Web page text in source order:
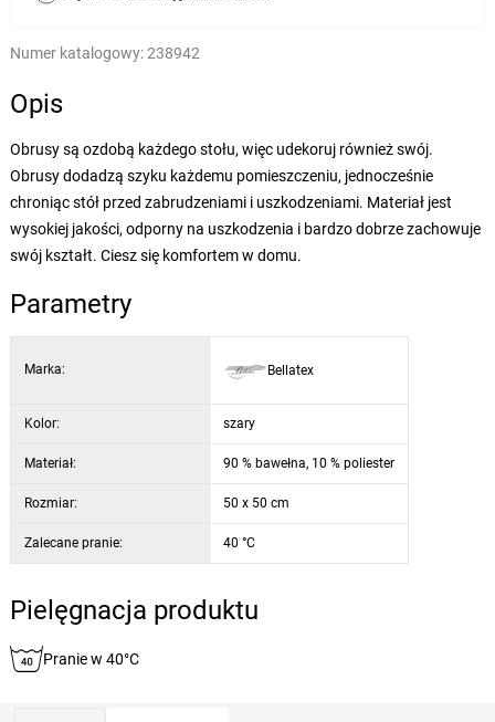
Numer katalogowy:238942
Opis
Obrusy są ozdobą każdego stołu, więc udekoruj również swój.
Obrusy dodadzą szyku każdemu pomieszczeniu, jednocześnie
chroniąc stół przed zabrudzeniami i uszkodzeniami. Materiał jest
wysokiej jakości, odporny na uszkodzenia i bardzo dobrze zachowuje
swój kształt. Ciesz się komfortem w domu.
Parametry
Marka: Bellatex
Kolor: szary
Materiał: 90 % bawełna, 10 % poliester
Rozmiar: 50 x 50 cm
Zalecane pranie: 40 °C
Pielęgnacja produktu
Pranie w 40°C